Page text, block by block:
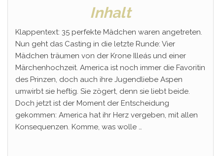
Inhalt
Klappentext: 35 perfekte Mädchen waren angetreten.
Nun geht das Casting in die letzte Runde: Vier
Mädchen träumen von der Krone Illeás und einer
Märchenhochzeit. America ist noch immer die Favoritin
des Prinzen, doch auch ihre Jugendliebe Aspen
umwirbt sie heftig. Sie zögert, denn sie liebt beide.
Doch jetzt ist der Moment der Entscheidung
gekommen: America hat ihr Herz vergeben, mit allen
Konsequenzen. Komme, was wolle …